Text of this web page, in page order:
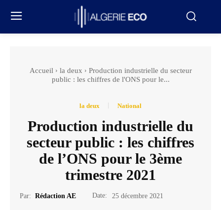
Accueil la deux
Production industrielle du secteur
public : les chiffres de l'ONS pour le...
la deux National
Production industrielle du
secteur public : les chiffres
de l’ONS pour le 3ème
trimestre 2021
Par: Rédaction AE Date: 25 décembre 2021